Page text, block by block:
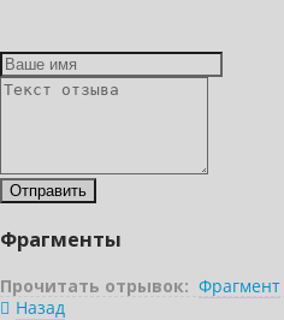
Фрагменты
Прочитать отрывок: Фрагмент
Назад